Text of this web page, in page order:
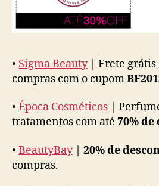
• Sigma Beauty| Frete grátis
compras com o cupom
• Época Cosméticos |
tratamentos com até 70% de
• BeautyBay| 20% de
compras.